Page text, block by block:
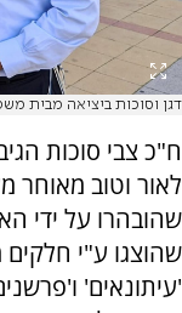
דגן וסוכות ביציאה מבית
ח"כ צבי סוכות
לאור וטוב מאוחר
שהובהרו על ידי
שהוצגו ע"י
'עיתונאים'